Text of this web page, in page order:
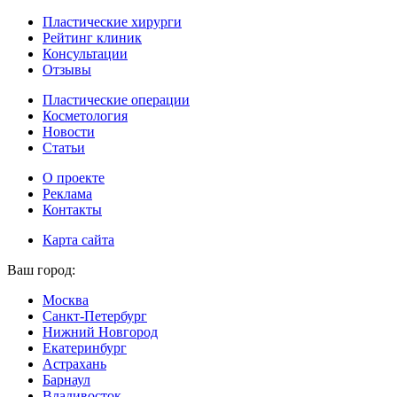
Пластические хирурги
Рейтинг клиник
Консультации
Отзывы
Пластические операции
Косметология
Новости
Статьи
О проекте
Реклама
Контакты
Карта сайта
Ваш город:
Москва
Санкт-Петербург
Нижний Новгород
Екатеринбург
Астрахань
Барнаул